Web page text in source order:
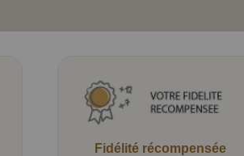
Fidélité récompensée